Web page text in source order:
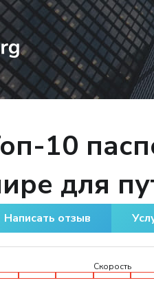
10
для
Написать отзыв
Скорость